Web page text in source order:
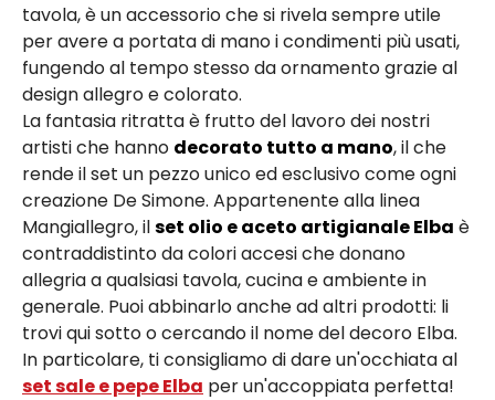
tavola, è un accessorio che si rivela sempre utile
per avere a portata di mano i condimenti più usati,
fungendo al tempo stesso da ornamento grazie al
design allegro e colorato.
La fantasia ritratta è frutto del lavoro dei nostri
artisti che hanno decorato tutto a mano, il che
rende il set un pezzo unico ed esclusivo come ogni
creazione De Simone. Appartenente alla linea
Mangiallegro, ilset olio e aceto artigianale Elba è
contraddistinto da colori accesi che donano
allegria a qualsiasi tavola, cucina e ambiente in
generale. Puoi abbinarlo anche ad altri prodotti: li
trovi qui sotto o cercando il nome del decoro Elba.
In particolare, ti consigliamo di dare un'occhiata al
set sale e pepe Elba per un'accoppiata perfetta!